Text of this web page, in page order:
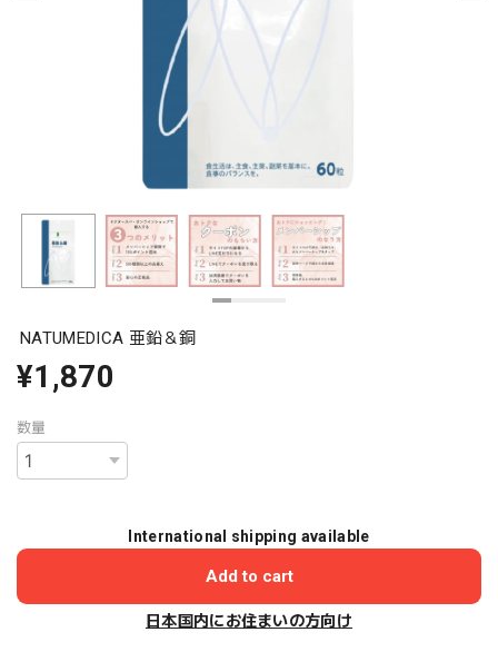
NATUMEDICA 亜鉛＆銅
¥1,870
数量
International shipping available
Add to cart
日本国内にお住まいの方向け